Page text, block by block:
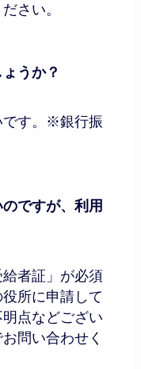
さい。
うか？
です。※銀行振
ですが、利用
給者証」が必須
所に申請して
点などござい
問い合わせく